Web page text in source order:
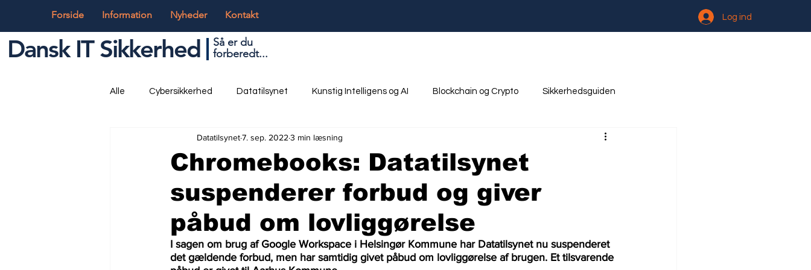
Forside Information Nyheder Kontakt Log ind
Dansk IT Sikkerhed
Så er du
forberedt...
Alle Cybersikkerhed Datatilsynet Kunstig Intelligens og AI Blockchain og Crypto Sikkerhedsguiden
Globalt og Digitalt IT og Teknik Ungdom og Uddannelse
Chromebooks: Datatilsynet
suspenderer forbud og giver
påbud om lovliggørelse
Datatilsynet7. sep. 2022 3 min læsning
I sagen om brug af Google Workspace i Helsingør Kommune har Datatilsynet nu suspenderet
det gældende forbud, men har samtidig givet påbud om lovliggørelse af brugen. Et tilsvarende